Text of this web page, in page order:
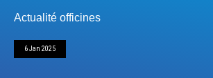
Actualité officines
6 Jan 2025